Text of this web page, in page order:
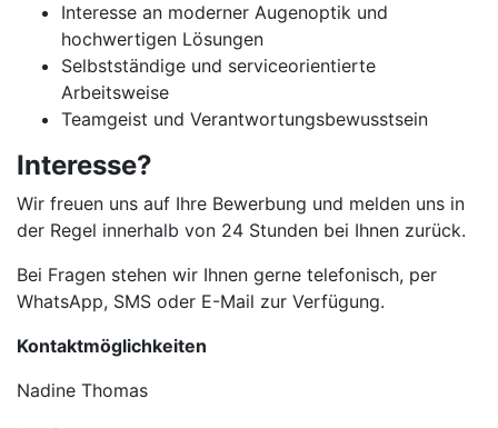
Interesse an moderner Augenoptik und
hochwertigen Lösungen
Selbstständige und serviceorientierte
Arbeitsweise
Teamgeist und Verantwortungsbewusstsein
Interesse?
Wir freuen uns auf Ihre Bewerbung und melden uns in
der Regel innerhalb von 24 Stunden bei Ihnen zurück.
Bei Fragen stehen wir Ihnen gerne telefonisch, per
WhatsApp, SMS oder E-Mail zur Verfügung.
Kontaktmöglichkeiten
Nadine Thomas